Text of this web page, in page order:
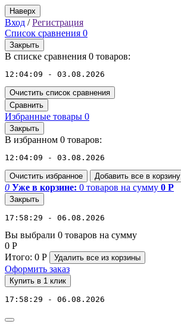
Наверх
Вход /Регистрация
Список сравнения 0
Закрыть
В списке сравнения 0 товаров:
12:04:09 - 03.08.2026
Очистить список сравнения
Сравнить
Избранные товары 0
Закрыть
В избранном 0 товаров:
12:04:09 - 03.08.2026
Очистить избранное Добавить все в корзину
0 Уже в корзине: 0 товаров на сумму 0 Р
Закрыть
17:58:29 - 06.08.2026
Вы выбрали 0 товаров на сумму
0 Р
Итого: 0 Р Удалить все из корзины
Оформить заказ
Купить в 1 клик
17:58:29 - 06.08.2026